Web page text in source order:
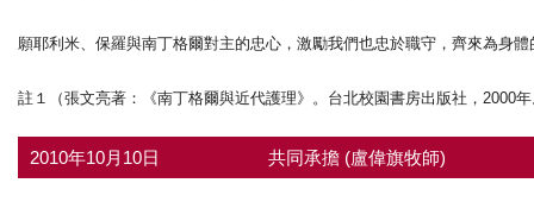
願耶利米、保羅與南丁格爾對主的忠心，激勵我們也忠於職守，齊來為身
註１（張文亮著：《南丁格爾與近代護理》。台北校園書房出版社，2000
2010年10月10日 共同承擔 (盧偉旗牧師)